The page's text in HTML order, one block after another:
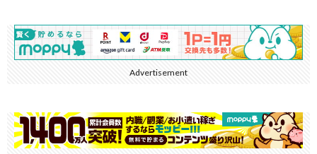
Advertisement